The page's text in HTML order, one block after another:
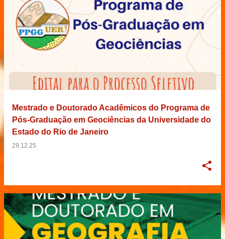
Mestrado e Doutorado Acadêmicos do Programa de
Pós-Graduação em Geociências da Universidade do
Estado do Rio de Janeiro
29.12.25